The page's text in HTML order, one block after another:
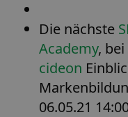
Die nächste
Academy,
cideon
06.05.21